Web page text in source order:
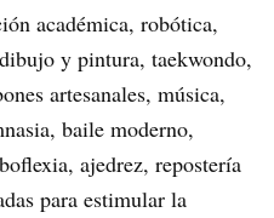
académica, robótica,
y pintura, taekwondo,
artesanales, música,
baile moderno,
ajedrez, repostería
para estimular la